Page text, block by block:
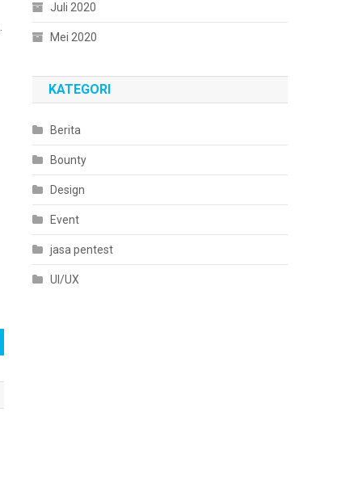
Juli 2020
Mei 2020
KATEGORI
Berita
Bounty
Design
Event
jasa pentest
UI/UX